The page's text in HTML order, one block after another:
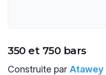
350 et 750 bars
Construite par Atawey